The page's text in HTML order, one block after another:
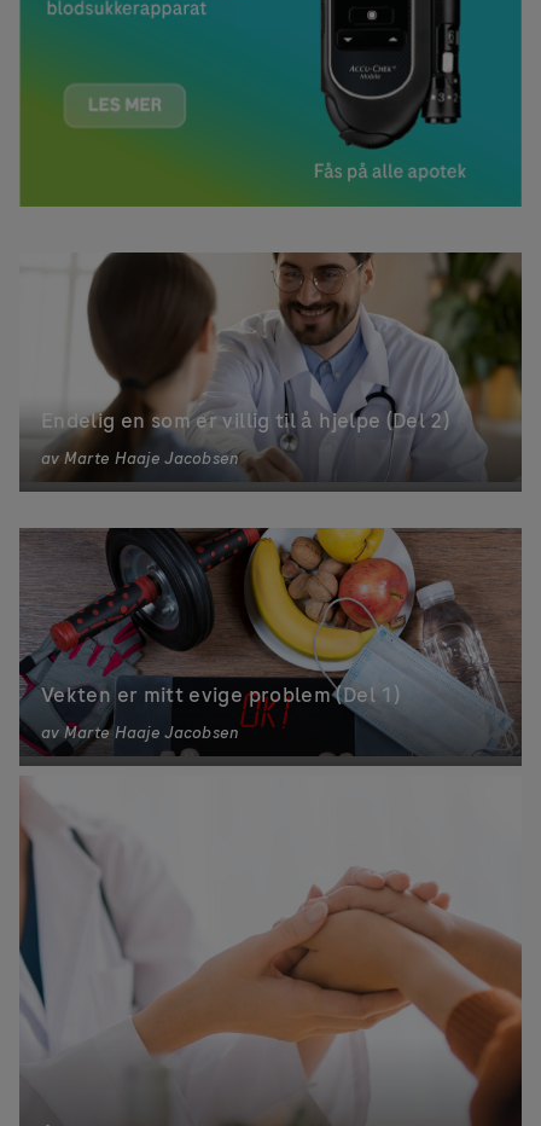
Endelig en som er villig til å hjelpe (Del 2)
av Marte Haaje Jacobsen
Vekten er mitt evige problem (Del 1)
av Marte Haaje Jacobsen